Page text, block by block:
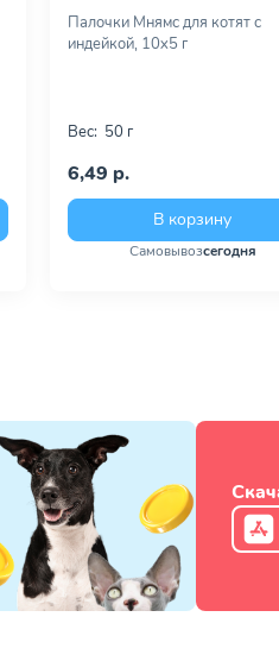
Палочки Мнямс для котят с
индейкой, 10х5 г
Вес: 50 г
6,49 р.
В корзину
Самовывозсегодня